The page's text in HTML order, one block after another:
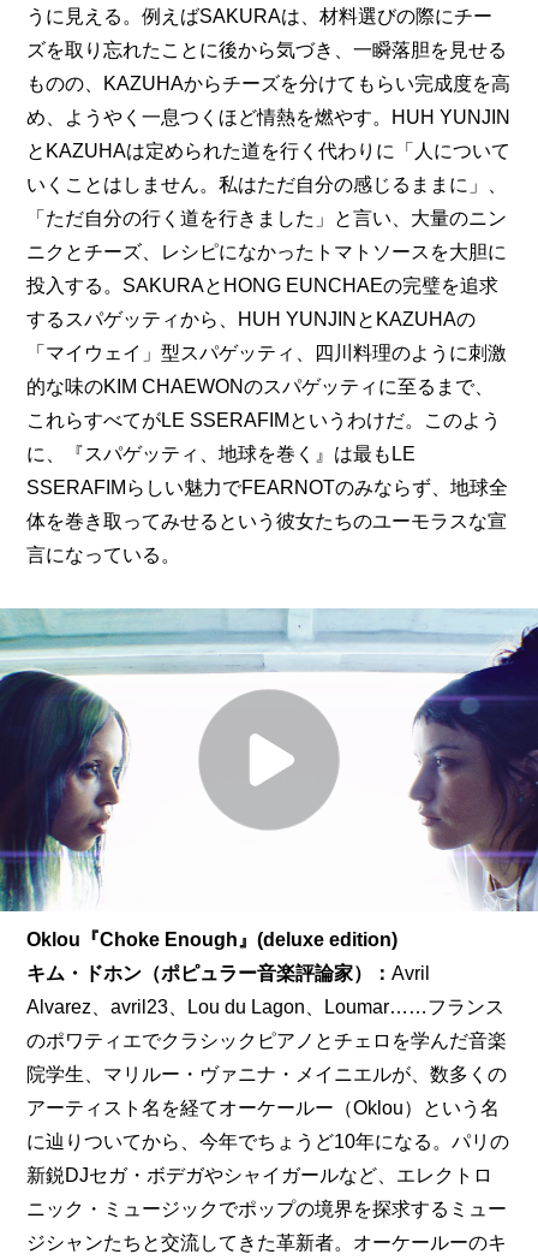
うに見える。例えばSAKURAは、材料選びの際にチー
ズを取り忘れたことに後から気づき、一瞬落胆を見せる
ものの、KAZUHAからチーズを分けてもらい完成度を高
め、ようやく一息つくほど情熱を燃やす。HUH YUNJIN
とKAZUHAは定められた道を行く代わりに「人について
いくことはしません。私はただ自分の感じるままに」、
「ただ自分の行く道を行きました」と言い、大量のニン
ニクとチーズ、レシピになかったトマトソースを大胆に
投入する。SAKURAとHONG EUNCHAEの完璧を追求
するスパゲッティから、HUH YUNJINとKAZUHAの
「マイウェイ」型スパゲッティ、四川料理のように刺激
的な味のKIM CHAEWONのスパゲッティに至るまで、
これらすべてがLE SSERAFIMというわけだ。このよう
に、『スパゲッティ、地球を巻く』は最もLE
SSERAFIMらしい魅力でFEARNOTのみならず、地球全
体を巻き取ってみせるという彼女たちのユーモラスな宣
言になっている。
Oklou『Choke Enough』(deluxe edition)
キム・ドホン（ポピュラー音楽評論家）：Avril
Alvarez、avril23、Lou du Lagon、Loumar……フランス
のポワティエでクラシックピアノとチェロを学んだ音楽
院学生、マリルー・ヴァニナ・メイニエルが、数多くの
アーティスト名を経てオーケールー（Oklou）という名
に辿りついてから、今年でちょうど10年になる。パリの
新鋭DJセガ・ボデガやシャイガールなど、エレクトロ
ニック・ミュージックでポップの境界を探求するミュー
ジシャンたちと交流してきた革新者。オーケールーのキ